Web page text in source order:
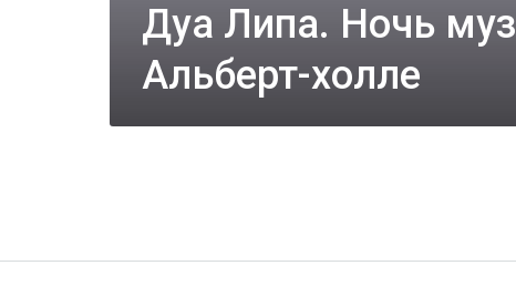
Дуа Липа. Ночь
Альберт-холле